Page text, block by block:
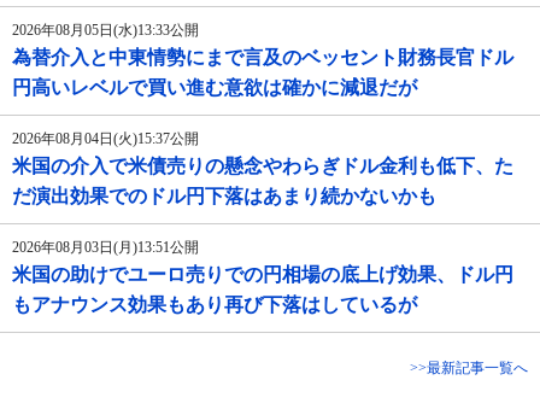
2026年08月05日(水)13:33公開
為替介入と中東情勢にまで言及のベッセント財務長官ドル
円高いレベルで買い進む意欲は確かに減退だが
2026年08月04日(火)15:37公開
米国の介入で米債売りの懸念やわらぎドル金利も低下、た
だ演出効果でのドル円下落はあまり続かないかも
2026年08月03日(月)13:51公開
米国の助けでユーロ売りでの円相場の底上げ効果、ドル円
もアナウンス効果もあり再び下落はしているが
>>最新記事一覧へ